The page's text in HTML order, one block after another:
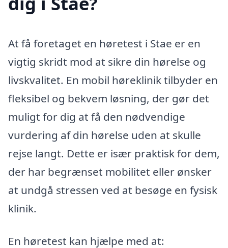
At få foretaget en høretest i Stae er en
vigtig skridt mod at sikre din hørelse og
livskvalitet. En mobil høreklinik tilbyder en
fleksibel og bekvem løsning, der gør det
muligt for dig at få den nødvendige
vurdering af din hørelse uden at skulle
rejse langt. Dette er især praktisk for dem,
der har begrænset mobilitet eller ønsker
at undgå stressen ved at besøge en fysisk
klinik.
En høretest kan hjælpe med at: